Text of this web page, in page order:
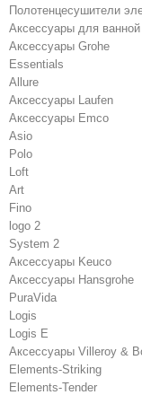
Полотенцесушители
Аксессуары для ванной
Аксессуары Grohe
Essentials
Allure
Аксессуары Laufen
Аксессуары Emco
Asio
Polo
Loft
Art
Fino
logo 2
System 2
Аксессуары Keuco
Аксессуары Hansgrohe
PuraVida
Logis
Logis E
Аксессуары Villeroy &
Elements-Striking
Elements-Tender